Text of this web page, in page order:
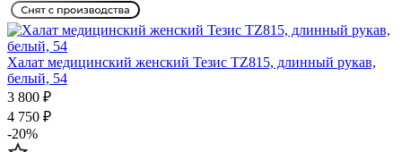
Халат медицинский женский Тезис TZ815, длинный рукав,
белый, 54
3 800 ₽
4 750 ₽
-20%